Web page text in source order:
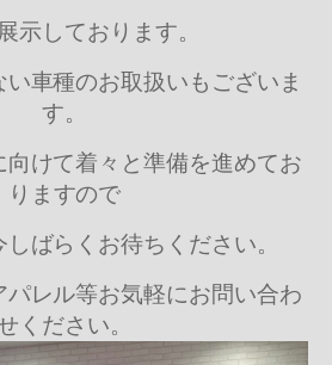
示しております。
車種のお取扱いもございま
す。
けて着々と準備を進めてお
りますので
ばらくお待ちください。
レル等お気軽にお問い合わ
ください。